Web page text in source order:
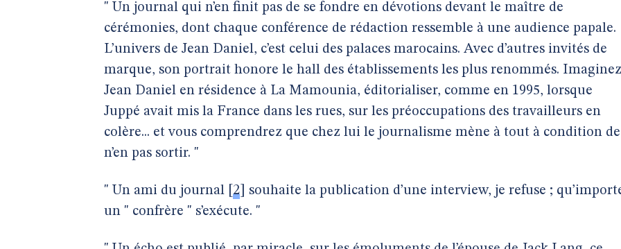
" Un journal qui n’en finit pas de se fondre en dévotions devant le maître de
cérémonies, dont chaque conférence de rédaction ressemble à une audience papale.
L’univers de Jean Daniel, c’est celui des palaces marocains. Avec d’autres invités de
marque, son portrait honore le hall des établissements les plus renommés. Imaginez
Jean Daniel en résidence à La Mamounia, éditorialiser, comme en 1995, lorsque
Juppé avait mis la France dans les rues, sur les préoccupations des travailleurs en
colère... et vous comprendrez que chez lui le journalisme mène à tout à condition de
n’en pas sortir. "
" Un ami du journal 2
souhaite la publication d’une interview, je refuse ;
un " confrère " s’exécute. "